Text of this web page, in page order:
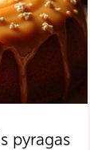
pyragas